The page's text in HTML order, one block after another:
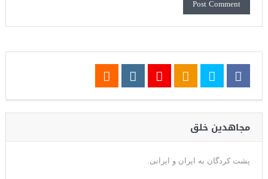
مجاهدین خلق
پشت کردگان به ایران و ایرانی.